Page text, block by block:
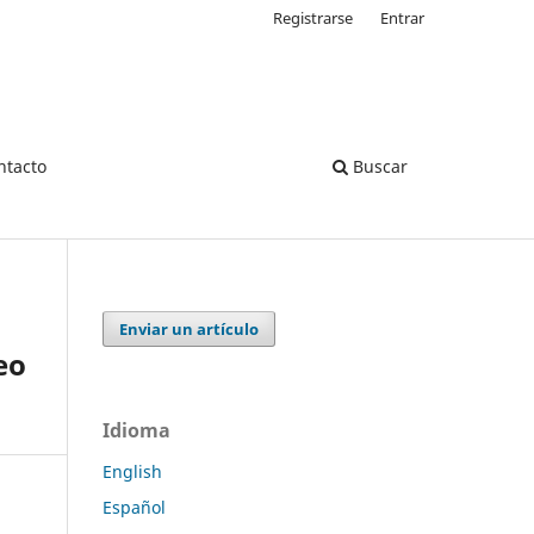
Buscar
Registrarse Entrar
Enviar un artículo
Idioma
English
Español